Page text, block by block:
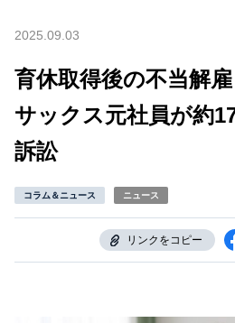
2025.09.03
育休取得後の不当解
サックス元社員が約
訴訟
コラム＆ニュース ニュース
リンクをコピー